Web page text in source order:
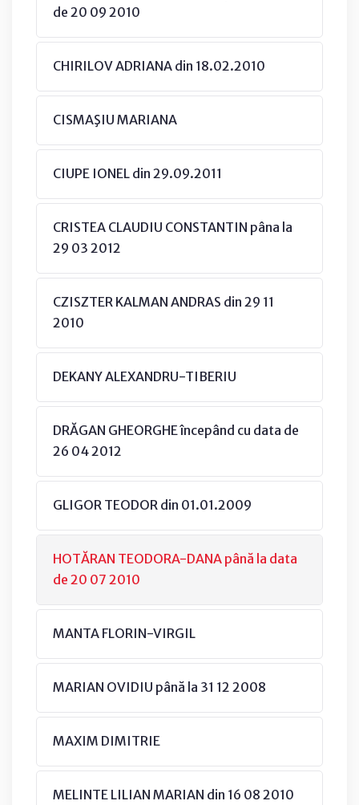
de 20 09 2010
CHIRILOV ADRIANA din 18.02.2010
CISMAŞIU MARIANA
CIUPE IONEL din 29.09.2011
CRISTEA CLAUDIU CONSTANTIN pâna la
29 03 2012
CZISZTER KALMAN ANDRAS din 29 11
2010
DEKANY ALEXANDRU-TIBERIU
DRĂGAN GHEORGHE începând cu data de
26 04 2012
GLIGOR TEODOR din 01.01.2009
HOTĂRAN TEODORA-DANA până la data
de 20 07 2010
MANTA FLORIN-VIRGIL
MARIAN OVIDIU până la 31 12 2008
MAXIM DIMITRIE
MELINTE LILIAN MARIAN din 16 08 2010